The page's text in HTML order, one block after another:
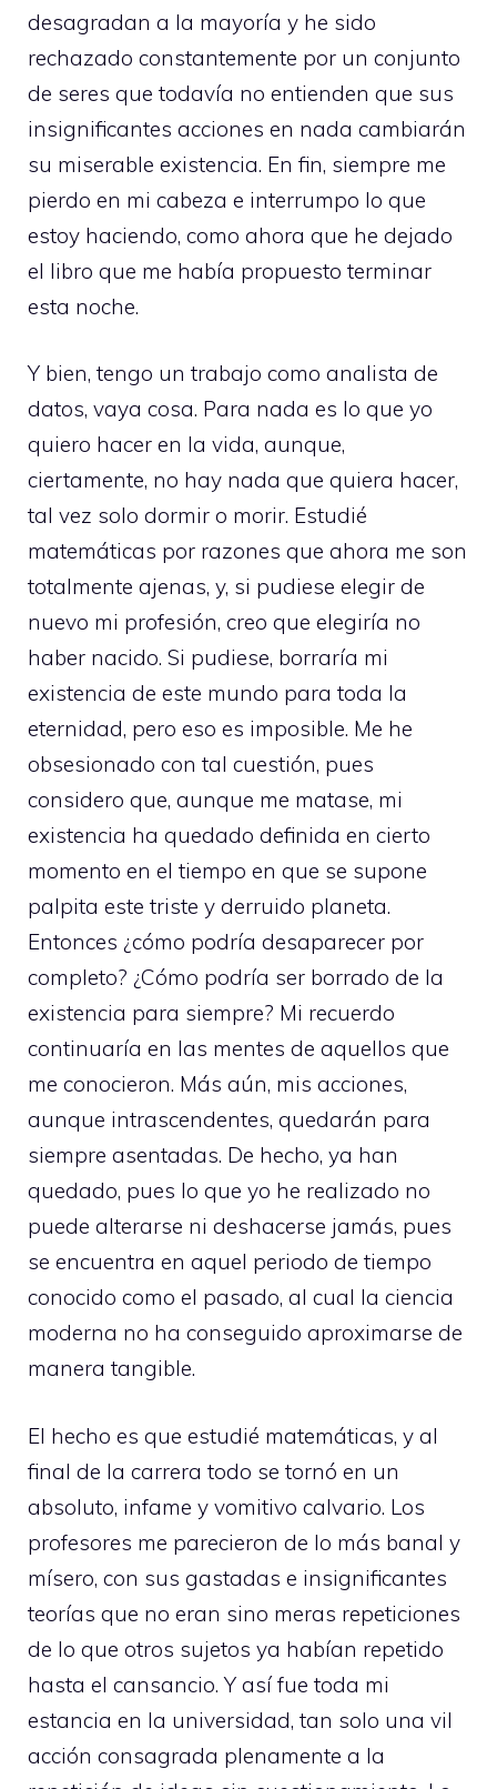
desagradan a la mayoría y he sido
rechazado constantemente por un conjunto
de seres que todavía no entienden que sus
insignificantes acciones en nada cambiarán
su miserable existencia. En fin, siempre me
pierdo en mi cabeza e interrumpo lo que
estoy haciendo, como ahora que he dejado
el libro que me había propuesto terminar
esta noche.
Y bien, tengo un trabajo como analista de
datos, vaya cosa. Para nada es lo que yo
quiero hacer en la vida, aunque,
ciertamente, no hay nada que quiera hacer,
tal vez solo dormir o morir. Estudié
matemáticas por razones que ahora me son
totalmente ajenas, y, si pudiese elegir de
nuevo mi profesión, creo que elegiría no
haber nacido. Si pudiese, borraría mi
existencia de este mundo para toda la
eternidad, pero eso es imposible. Me he
obsesionado con tal cuestión, pues
considero que, aunque me matase, mi
existencia ha quedado definida en cierto
momento en el tiempo en que se supone
palpita este triste y derruido planeta.
Entonces ¿cómo podría desaparecer por
completo? ¿Cómo podría ser borrado de la
existencia para siempre? Mi recuerdo
continuaría en las mentes de aquellos que
me conocieron. Más aún, mis acciones,
aunque intrascendentes, quedarán para
siempre asentadas. De hecho, ya han
quedado, pues lo que yo he realizado no
puede alterarse ni deshacerse jamás, pues
se encuentra en aquel periodo de tiempo
conocido como el pasado, al cual la ciencia
moderna no ha conseguido aproximarse de
manera tangible.
El hecho es que estudié matemáticas, y al
final de la carrera todo se tornó en un
absoluto, infame y vomitivo calvario. Los
profesores me parecieron de lo más banal y
mísero, con sus gastadas e insignificantes
teorías que no eran sino meras repeticiones
de lo que otros sujetos ya habían repetido
hasta el cansancio. Y así fue toda mi
estancia en la universidad, tan solo una vil
acción consagrada plenamente a la